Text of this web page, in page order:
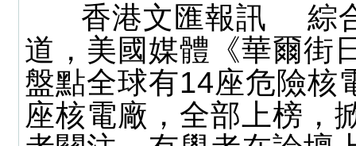
香港文匯報訊 綜
道，美國媒體《華爾街
盤點全球有14座危險核
座核電廠，全部上榜，